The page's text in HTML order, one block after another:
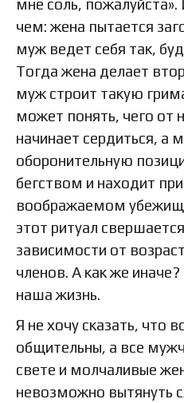
мне соль,
чем: жена пытается
муж ведет себя так,
Тогда жена делает
муж строит такую
может понять, чего от
начинает сердиться, а
оборонительную
бегством и находит
воображаемом
этот ритуал
зависимости от
членов. А как же
наша жизнь.
Я не хочу сказать, что
общительны, а все
свете и молчаливые
невозможно вытянуть